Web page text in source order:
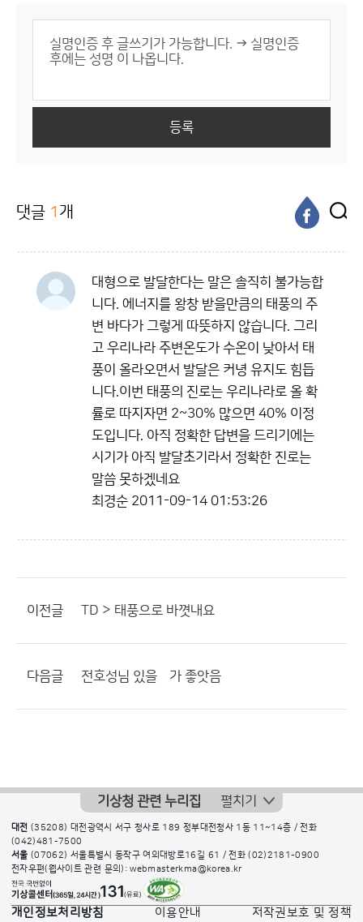
등록
댓글 1 개
대형으로 발달한다는 말은 솔직히 불가능합
니다. 에너지를 왕창 받을만큼의 태풍의 주
변 바다가 그렇게 따뜻하지 않습니다. 그리
고 우리나라 주변온도가 수온이 낮아서 태
풍이 올라오면서 발달은 커녕 유지도 힘듭
니다.이번 태풍의 진로는 우리나라로 올 확
률로 따지자면 2~30% 많으면 40% 이정
도입니다. 아직 정확한 답변을 드리기에는
시기가 아직 발달초기라서 정확한 진로는
말씀 못하겠네요
최경순 2011-09-14 01:53:26
이전글 TD > 태풍으로 바꼇내요
다음글 전호성님 있을뗴가 좋앗음
기상청 관련 누리집 펼치기
대전 (35208) 대전광역시 서구 청사로 189 정부대전청사 1동 11~14층 / 전화
(042)481-7500
서울 (07062) 서울특별시 동작구 여의대방로16길 61 / 전화(02)2181-0900
전자우편(웹사이트 관련 문의): webmasterkma@korea.kr
개인정보처리방침 이용안내
저작권보호 및 정책